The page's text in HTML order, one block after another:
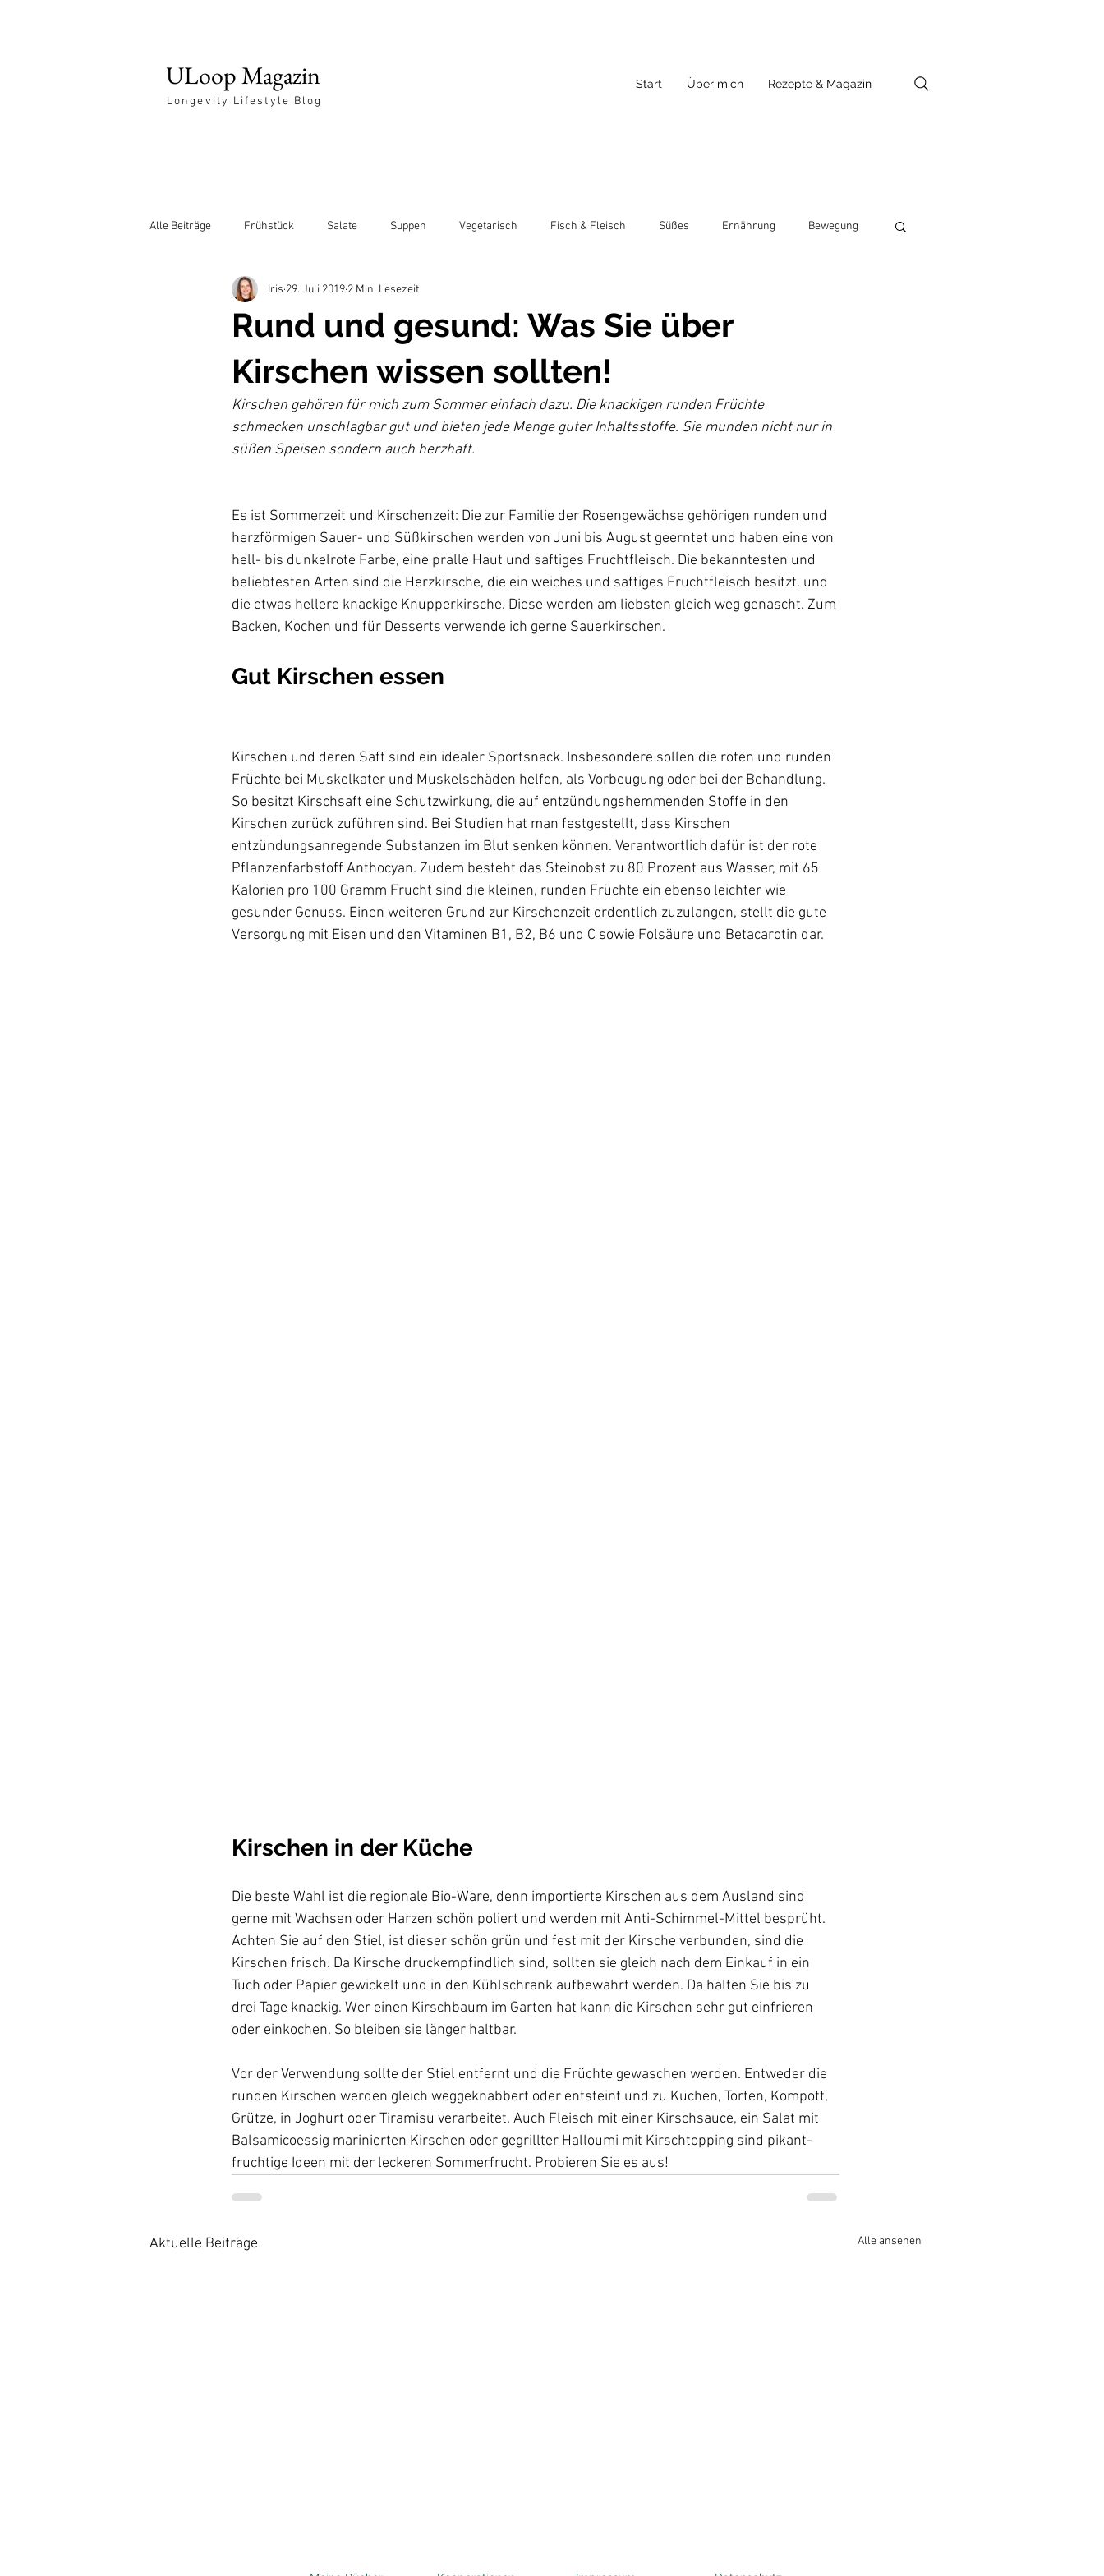
ULoop Magazin
Longevity Lifestyle Blog
Start Über mich Rezepte & Magazin
Alle Beiträge Frühstück Salate Suppen Vegetarisch Fisch & Fleisch Süßes Ernährung Bewegung
Entspannung
Rund und gesund: Was Sie über
Kirschen wissen sollten!
Iris 29. Juli 2019 2 Min. Lesezeit
Kirschen gehören für mich zum Sommer einfach dazu. Die knackigen runden Früchte
schmecken unschlagbar gut und bieten jede Menge guter Inhaltsstoffe. Sie munden nicht nur in
Es ist Sommerzeit und Kirschenzeit: Die zur Familie der Rosengewächse gehörigen runden und
herzförmigen Sauer- und Süßkirschen werden von Juni bis August geerntet und haben eine von
hell- bis dunkelrote Farbe, eine pralle Haut und saftiges Fruchtfleisch. Die bekanntesten und
beliebtesten Arten sind die Herzkirsche, die ein weiches und saftiges Fruchtfleisch besitzt. und
die etwas hellere knackige Knupperkirsche. Diese werden am liebsten gleich weg genascht. Zum
Kirschen und deren Saft sind ein idealer Sportsnack. Insbesondere sollen die roten und runden
Früchte bei Muskelkater und Muskelschäden helfen, als Vorbeugung oder bei der Behandlung.
So besitzt Kirschsaft eine Schutzwirkung, die auf entzündungshemmenden Stoffe in den
Kirschen zurück zuführen sind. Bei Studien hat man festgestellt, dass Kirschen
entzündungsanregende Substanzen im Blut senken können. Verantwortlich dafür ist der rote
Pflanzenfarbstoff Anthocyan. Zudem besteht das Steinobst zu 80 Prozent aus Wasser, mit 65
Kalorien pro 100 Gramm Frucht sind die kleinen, runden Früchte ein ebenso leichter wie
gesunder Genuss. Einen weiteren Grund zur Kirschenzeit ordentlich zuzulangen, stellt die gute
Versorgung mit Eisen und den Vitaminen B1, B2, B6 und C sowie Folsäure und Betacarotin dar.
Kirschen in der Küche
Die beste Wahl ist die regionale Bio-Ware, denn importierte Kirschen aus dem Ausland sind
gerne mit Wachsen oder Harzen schön poliert und werden mit Anti-Schimmel-Mittel besprüht.
Achten Sie auf den Stiel, ist dieser schön grün und fest mit der Kirsche verbunden, sind die
Kirschen frisch. Da Kirsche druckempfindlich sind, sollten sie gleich nach dem Einkauf in ein
Tuch oder Papier gewickelt und in den Kühlschrank aufbewahrt werden. Da halten Sie bis zu
drei Tage knackig. Wer einen Kirschbaum im Garten hat kann die Kirschen sehr gut einfrieren
oder einkochen. So bleiben sie länger haltbar.
Vor der Verwendung sollte der Stiel entfernt und die Früchte gewaschen werden. Entweder die
runden Kirschen werden gleich weggeknabbert oder entsteint und zu Kuchen, Torten, Kompott,
Grütze, in Joghurt oder Tiramisu verarbeitet. Auch Fleisch mit einer Kirschsauce, ein Salat mit
Balsamicoessig marinierten Kirschen oder gegrillter Halloumi mit Kirschtopping sind pikant-
fruchtige Ideen mit der leckeren Sommerfrucht. Probieren Sie es aus!
Aktuelle Beiträge Alle ansehen